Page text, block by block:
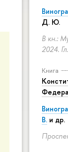
Д. Ю.
В кн.:
2024.
Книга
В. и др.